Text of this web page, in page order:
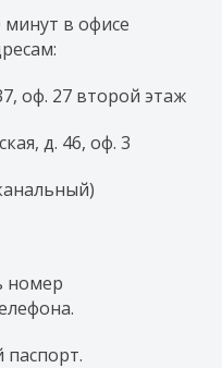
в офисе
оф. 27 второй этаж
д. 46, оф. 3
номер
паспорт.